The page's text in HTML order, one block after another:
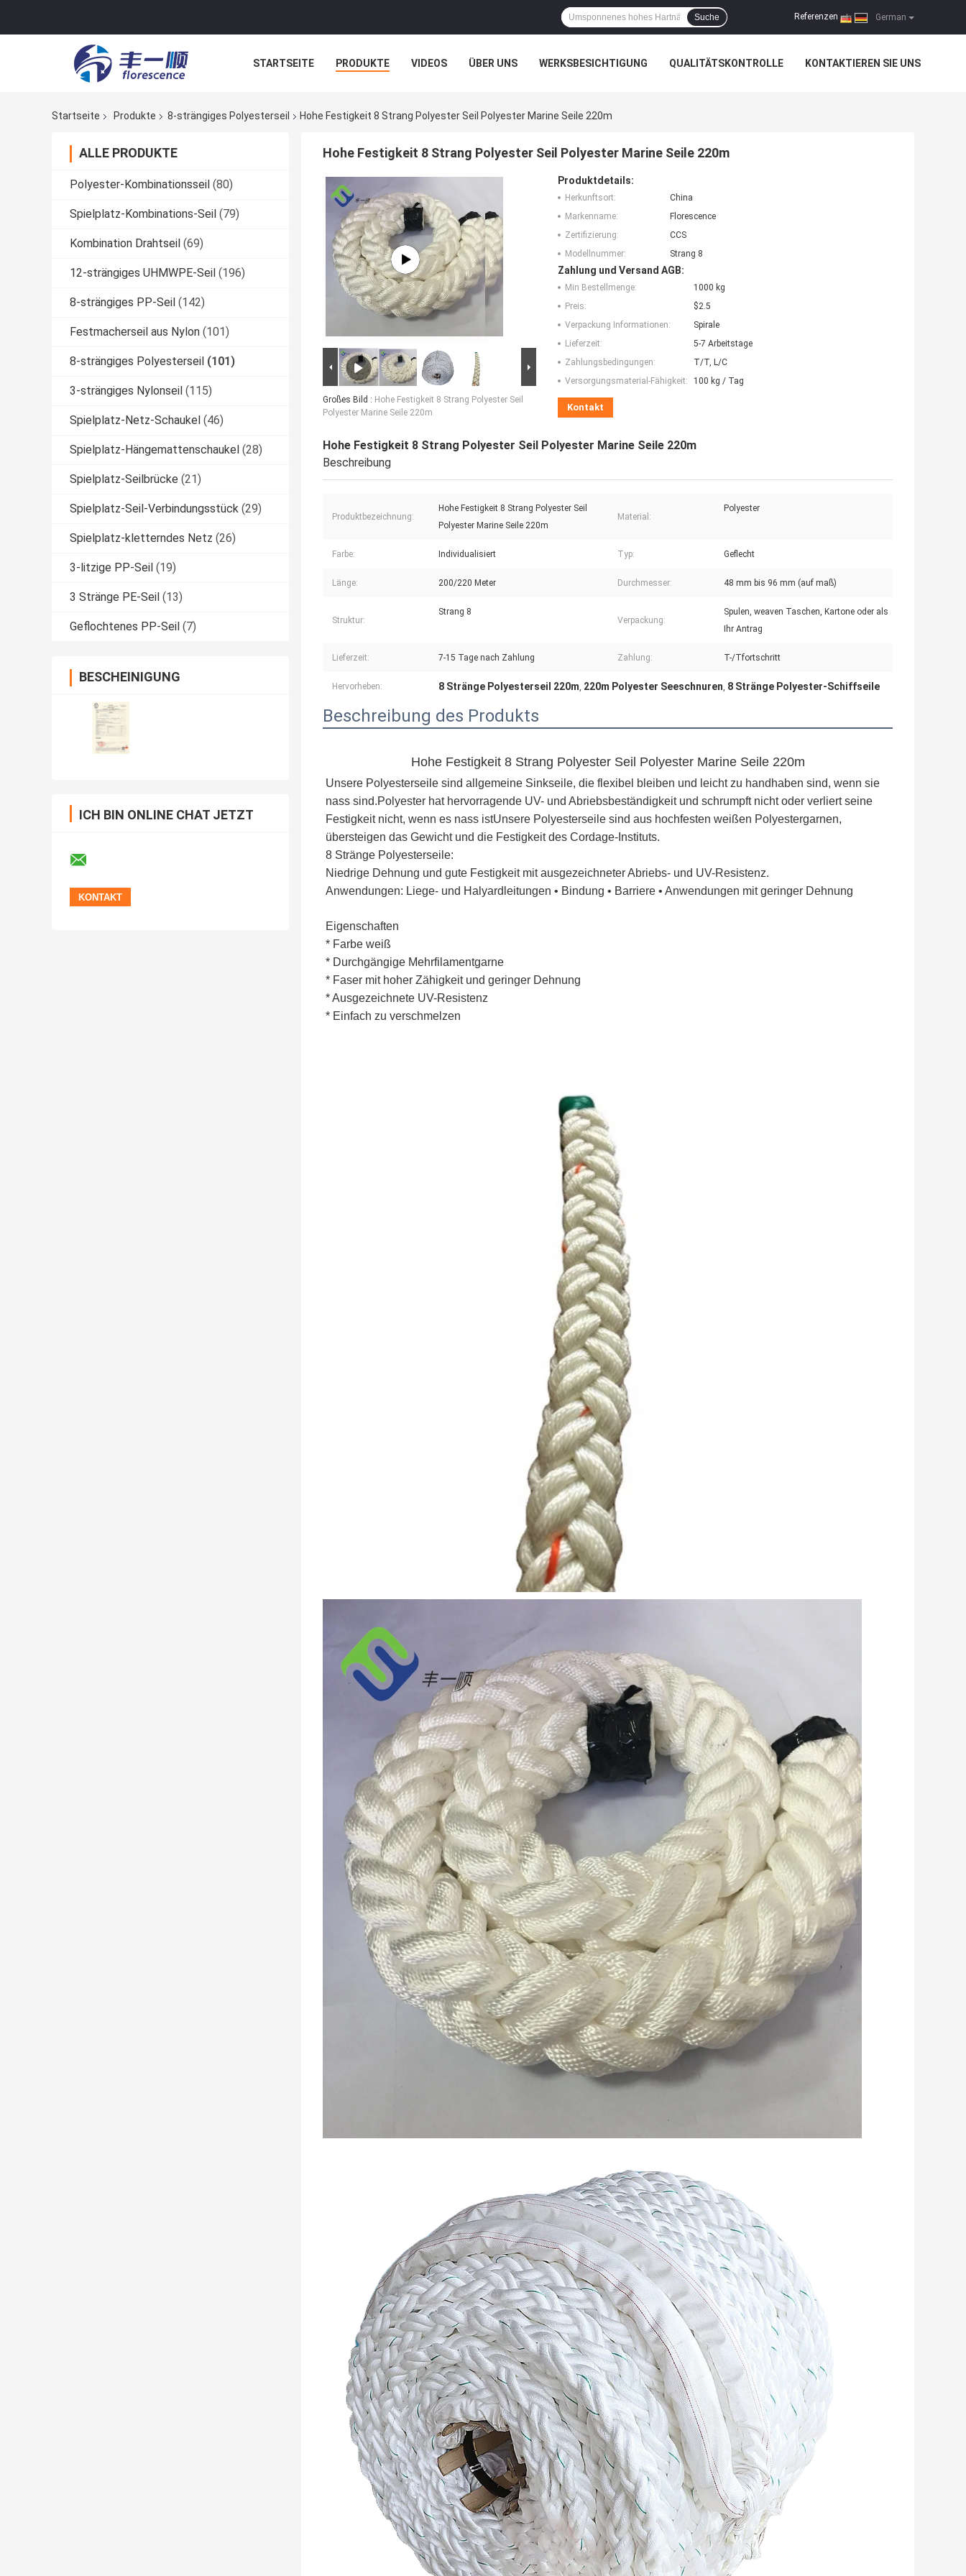
German
Referenzen |
Suche
STARTSEITE PRODUKTE VIDEOS ÜBER UNS WERKSBESICHTIGUNG QUALITÄTSKONTROLLE KONTAKTIEREN SIE UNS
Startseite
Produkte 8-strängiges Polyesterseil Hohe Festigkeit 8 Strang Polyester Seil Polyester Marine Seile 220m
ALLE PRODUKTE
Polyester-Kombinationsseil (80)
Spielplatz-Kombinations-Seil (79)
Kombination Drahtseil (69)
12-strängiges UHMWPE-Seil (196)
8-strängiges PP-Seil (142)
Festmacherseil aus Nylon (101)
8-strängiges Polyesterseil (101)
3-strängiges Nylonseil (115)
Spielplatz-Netz-Schaukel (46)
Spielplatz-Hängemattenschaukel (28)
Spielplatz-Seilbrücke (21)
Spielplatz-Seil-Verbindungsstück (29)
Spielplatz-kletterndes Netz (26)
3-litzige PP-Seil (19)
3 Stränge PE-Seil (13)
Geflochtenes PP-Seil (7)
BESCHEINIGUNG
ICH BIN ONLINE CHAT JETZT
Hohe Festigkeit 8 Strang Polyester Seil Polyester Marine Seile 220m
Großes Bild : Hohe Festigkeit 8 Strang Polyester Seil
Polyester Marine Seile 220m
Produktdetails:
Herkunftsort:
China
Markenname:
Florescence
Zertifizierung:
CCS
Modellnummer:
Strang 8
Zahlung und Versand AGB:
Min Bestellmenge:
1000 kg
Preis:
$2.5
Verpackung Informationen:
Spirale
Lieferzeit:
5-7 Arbeitstage
Zahlungsbedingungen:
T/T, L/C
Versorgungsmaterial-Fähigkeit:
100 kg / Tag
Kontakt
Hohe Festigkeit 8 Strang Polyester Seil Polyester Marine Seile 220m
Beschreibung
Produktbezeichnung:
Hohe Festigkeit 8 Strang Polyester Seil
Polyester Marine Seile 220m
Material:
Polyester
Farbe: Individualisiert Typ: Geflecht
Länge: 200/220 Meter Durchmesser: 48 mm bis 96 mm (auf maß)
Struktur:
Strang 8
Verpackung:
Spulen, weaven Taschen, Kartone oder als
Ihr Antrag
Lieferzeit: 7-15 Tage nach Zahlung Zahlung: T-/Tfortschritt
Hervorheben: 8 Stränge Polyesterseil 220m, 220m Polyester Seeschnuren, 8 Stränge Polyester-Schiffseile
Beschreibung des Produkts
Hohe Festigkeit 8 Strang Polyester Seil Polyester Marine Seile 220m
Unsere Polyesterseile sind allgemeine Sinkseile, die flexibel bleiben und leicht zu handhaben sind, wenn sie
nass sind.Polyester hat hervorragende UV- und Abriebsbeständigkeit und schrumpft nicht oder verliert seine
Festigkeit nicht, wenn es nass istUnsere Polyesterseile sind aus hochfesten weißen Polyestergarnen,
übersteigen das Gewicht und die Festigkeit des Cordage-Instituts.
8 Stränge Polyesterseile:
Niedrige Dehnung und gute Festigkeit mit ausgezeichneter Abriebs- und UV-Resistenz.
Anwendungen: Liege- und Halyardleitungen • Bindung • Barriere • Anwendungen mit geringer Dehnung
Eigenschaften
* Farbe weiß
* Durchgängige Mehrfilamentgarne
* Faser mit hoher Zähigkeit und geringer Dehnung
* Ausgezeichnete UV-Resistenz
* Einfach zu verschmelzen